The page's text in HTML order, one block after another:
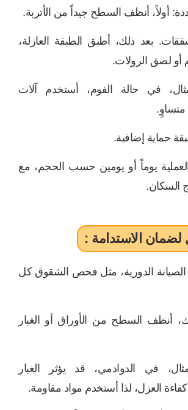
أولاً، أنظف السطح جيداً من الأتربة.
بعد ذلك، أطبق الطبقة العازلة،
أو لصق الرولات.
في حالة الفوم، أستخدم آلات
حماية إضافية.
يوماً أو يومين حسب الحجم، مع
السكان.
لضمان الاستدامة :
الصيانة الدورية، مثل فحص الشقوق كل
أنظف السطح من الأوراق أو الغبار
في الدوادمي، قد يؤثر الغبار
العزل، لذا أستخدم مواد مقاومة.